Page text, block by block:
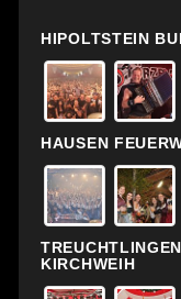
HIPOLTSTEIN
HAUSEN
TREUCHTLINGEN
KIRCHWEIH